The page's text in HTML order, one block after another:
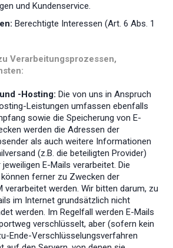
und Kundenservice.
Berechtigte Interessen (Art. 6 Abs. 1
Verarbeitungsprozessen,
-Hosting:Die von uns in Anspruch
Leistungen umfassen ebenfalls
sowie die Speicherung von E-
werden die Adressen der
als auch weitere Informationen
(z.B. die beteiligten Provider)
E-Mails verarbeitet. Die
ferner zu Zwecken der
verarbeitet werden. Wir bitten darum, zu
im Internet grundsätzlich nicht
werden. Im Regelfall werden E-Mails
verschlüsselt, aber (sofern kein
Ende-Verschlüsselungsverfahren